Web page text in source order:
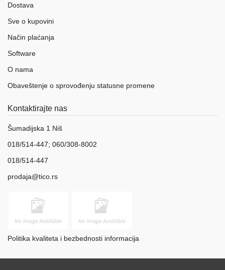
Dostava
Sve o kupovini
Način plaćanja
Software
O nama
Obaveštenje o sprovođenju statusne promene
Kontaktirajte nas
Šumadijska 1 Niš
018/514-447; 060/308-8002
018/514-447
prodaja@tico.rs
Politika kvaliteta i bezbednosti informacija